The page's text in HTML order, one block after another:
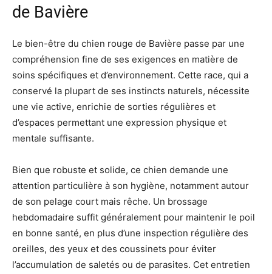
de Bavière
Le bien-être du chien rouge de Bavière passe par une
compréhension fine de ses exigences en matière de
soins spécifiques et d’environnement. Cette race, qui a
conservé la plupart de ses instincts naturels, nécessite
une vie active, enrichie de sorties régulières et
d’espaces permettant une expression physique et
mentale suffisante.
Bien que robuste et solide, ce chien demande une
attention particulière à son hygiène, notamment autour
de son pelage court mais rêche. Un brossage
hebdomadaire suffit généralement pour maintenir le poil
en bonne santé, en plus d’une inspection régulière des
oreilles, des yeux et des coussinets pour éviter
l’accumulation de saletés ou de parasites. Cet entretien